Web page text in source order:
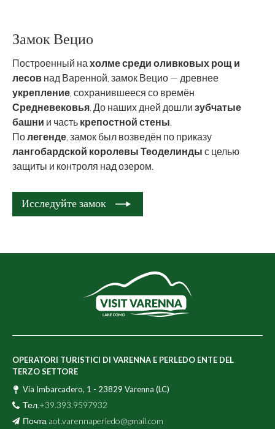
Замок Вецио
Построенный на холме среди оливковых рощ и
лесов над Варенной, замок Вецио — древнее
укрепление, сохранившееся со времён
Средневековья. До наших дней дошли зубчатые
башни и часть крепостной стены.
Полегенде, замок был возведён по приказу
лангобардской королевы Теоделинды с целью
защиты и контроля над озером.
Исследуйте замок
OPERATORI TURISTICI DI VARENNA E PERLEDO ENTE DEL
TERZO SETTORE
Via Imbarcadero, 1 - 23829 Varenna (LC)
Тел.+39.393.9597932
Почта aot.varennaperledo@gmail.com